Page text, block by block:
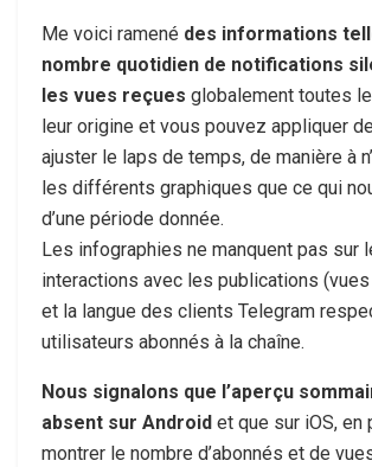
Me voici ramené des informations
nombre quotidien de notifications
les vues reçues globalement toutes
leur origine et vous pouvez appliquer
ajuster le laps de temps, de manière à
les différents graphiques que ce qui
d’une période donnée.
Les infographies ne manquent pas sur
interactions avec les publications
et la langue des clients Telegram
utilisateurs abonnés à la chaîne.
Nous signalons que l’aperçu
absent sur Android et que sur iOS, en
montrer le nombre d’abonnés et de